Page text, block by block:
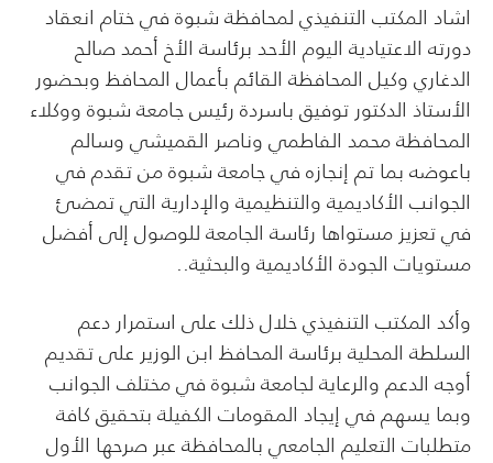
اشاد المكتب التنفيذي لمحافظة شبوة في ختام انعقاد
دورته الاعتيادية اليوم الأحد برئاسة الأخ أحمد صالح
الدغاري وكيل المحافظة القائم بأعمال المحافظ وبحضور
الأستاذ الدكتور توفيق باسردة رئيس جامعة شبوة ووكلاء
المحافظة محمد الفاطمي وناصر القميشي وسالم
باعوضه بما تم إنجازه في جامعة شبوة من تقدم في
الجوانب الأكاديمية والتنظيمية والإدارية التي تمضئ
في تعزيز مستواها رئاسة الجامعة للوصول إلى أفضل
مستويات الجودة الأكاديمية والبحثية..
وأكد المكتب التنفيذي خلال ذلك على استمرار دعم
السلطة المحلية برئاسة المحافظ ابن الوزير على تقديم
أوجه الدعم والرعاية لجامعة شبوة في مختلف الجوانب
وبما يسهم في إيجاد المقومات الكفيلة بتحقيق كافة
متطلبات التعليم الجامعي بالمحافظة عبر صرحها الأول